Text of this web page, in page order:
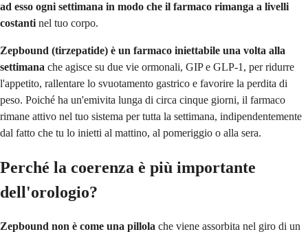
ad esso ogni settimana in modo che il farmaco rimanga a livelli
costanti nel tuo corpo.
Zepbound (tirzepatide) è un farmaco iniettabile una volta alla
settimana che agisce su due vie ormonali, GIP e GLP-1, per ridurre
l'appetito, rallentare lo svuotamento gastrico e favorire la perdita di
peso. Poiché ha un'emivita lunga di circa cinque giorni, il farmaco
rimane attivo nel tuo sistema per tutta la settimana, indipendentemente
dal fatto che tu lo inietti al mattino, al pomeriggio o alla sera.
Perché la coerenza è più importante
dell'orologio?
Zepbound non è come una pillola che viene assorbita nel giro di un